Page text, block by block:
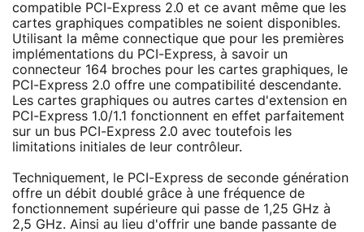
compatible PCI-Express 2.0 et ce avant même que les
cartes graphiques compatibles ne soient disponibles.
Utilisant la même connectique que pour les premières
implémentations du PCI-Express, à savoir un
connecteur 164 broches pour les cartes graphiques, le
PCI-Express 2.0 offre une compatibilité descendante.
Les cartes graphiques ou autres cartes d'extension en
PCI-Express 1.0/1.1 fonctionnent en effet parfaitement
sur un bus PCI-Express 2.0 avec toutefois les
limitations initiales de leur contrôleur.
Techniquement, le PCI-Express de seconde génération
offre un débit doublé grâce à une fréquence de
fonctionnement supérieure qui passe de 1,25 GHz à
2,5 GHz. Ainsi au lieu d'offrir une bande passante de